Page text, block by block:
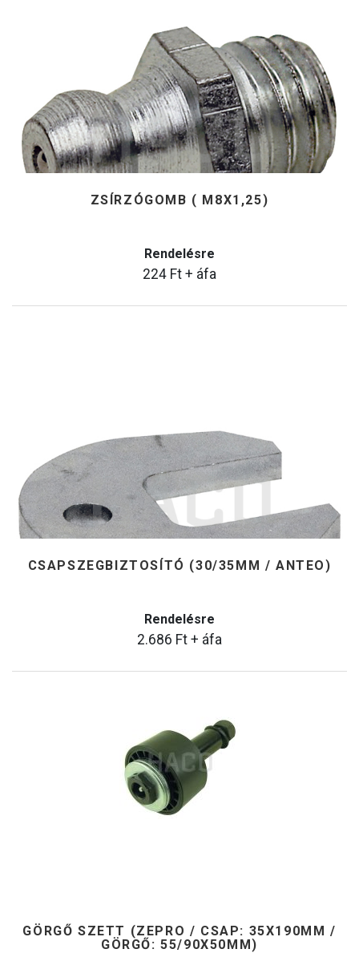
ZSÍRZÓGOMB ( M8X1,25)
Rendelésre
224 Ft + áfa
CSAPSZEGBIZTOSÍTÓ (30/35MM / ANTEO)
Rendelésre
2.686 Ft + áfa
GÖRGŐ SZETT (ZEPRO / CSAP: 35X190MM /
GÖRGŐ: 55/90X50MM)